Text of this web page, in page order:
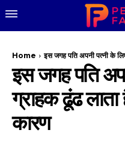
Home इस जगह पति अपनी पत्नी के
इस जगह पति
ग्राहक ढूंढ लाता
कारण